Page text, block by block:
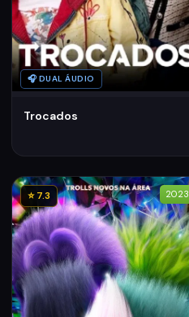
🎧 DUAL ÁUDIO
Trocados
⭐ 7.3 2023